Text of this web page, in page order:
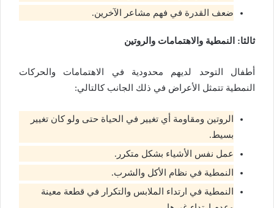
ضعف القدرة في فهم مشاعر الآخرين.
ثالثا: النمطية والاهتمامات والروتين
أطفال التوحد لديهم محدودية في الاهتمامات والحركات
النمطية تتمثل الأعراض في ذلك الجانب كالتالي:
الروتين ومقاومة أي تغيير في الحياة حتى ولو كان تغيير
بسيط.
عمل نفس الأشياء بشكل متكرر.
النمطية في نظام الأكل والشرب.
النمطية في ارتداء الملابس والتكرار في قطعة معينة